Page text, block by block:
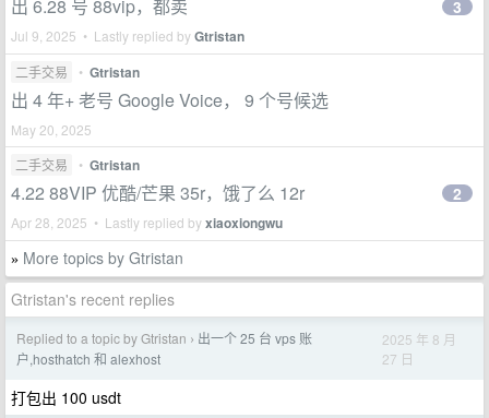
出 6.28 号 88vip，都卖
Jul 9, 2025 • Lastly replied byGtristan
3
二手交易 • Gtristan
出 4 年+ 老号 Google Voice， 9 个号候选
May 20, 2025
二手交易
• Gtristan
4.22 88VIP 优酷/芒果 35r，饿了么 12r
Apr 28, 2025 • Lastly replied byxiaoxiongwu
2
» More topics by Gtristan
Gtristan's recent replies
Replied to a topic by Gtristan › 出一个 25 台 vps 账
户,hosthatch 和 alexhost
2025 年 8 月
27 日
打包出 100 usdt